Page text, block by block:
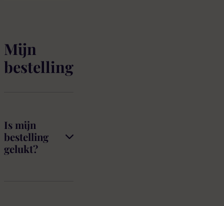
Mijn
bestelling
Is mijn
bestelling
gelukt?